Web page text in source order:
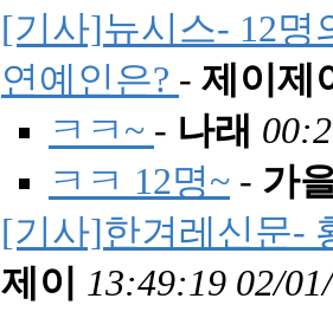
[기사]뉴시스- 12명
연예인은? - 제이제
ㅋㅋ~ - 나래
ㅋㅋ 12명~ - 가
[기사]한겨레신문-
제이
13:49:19 02/